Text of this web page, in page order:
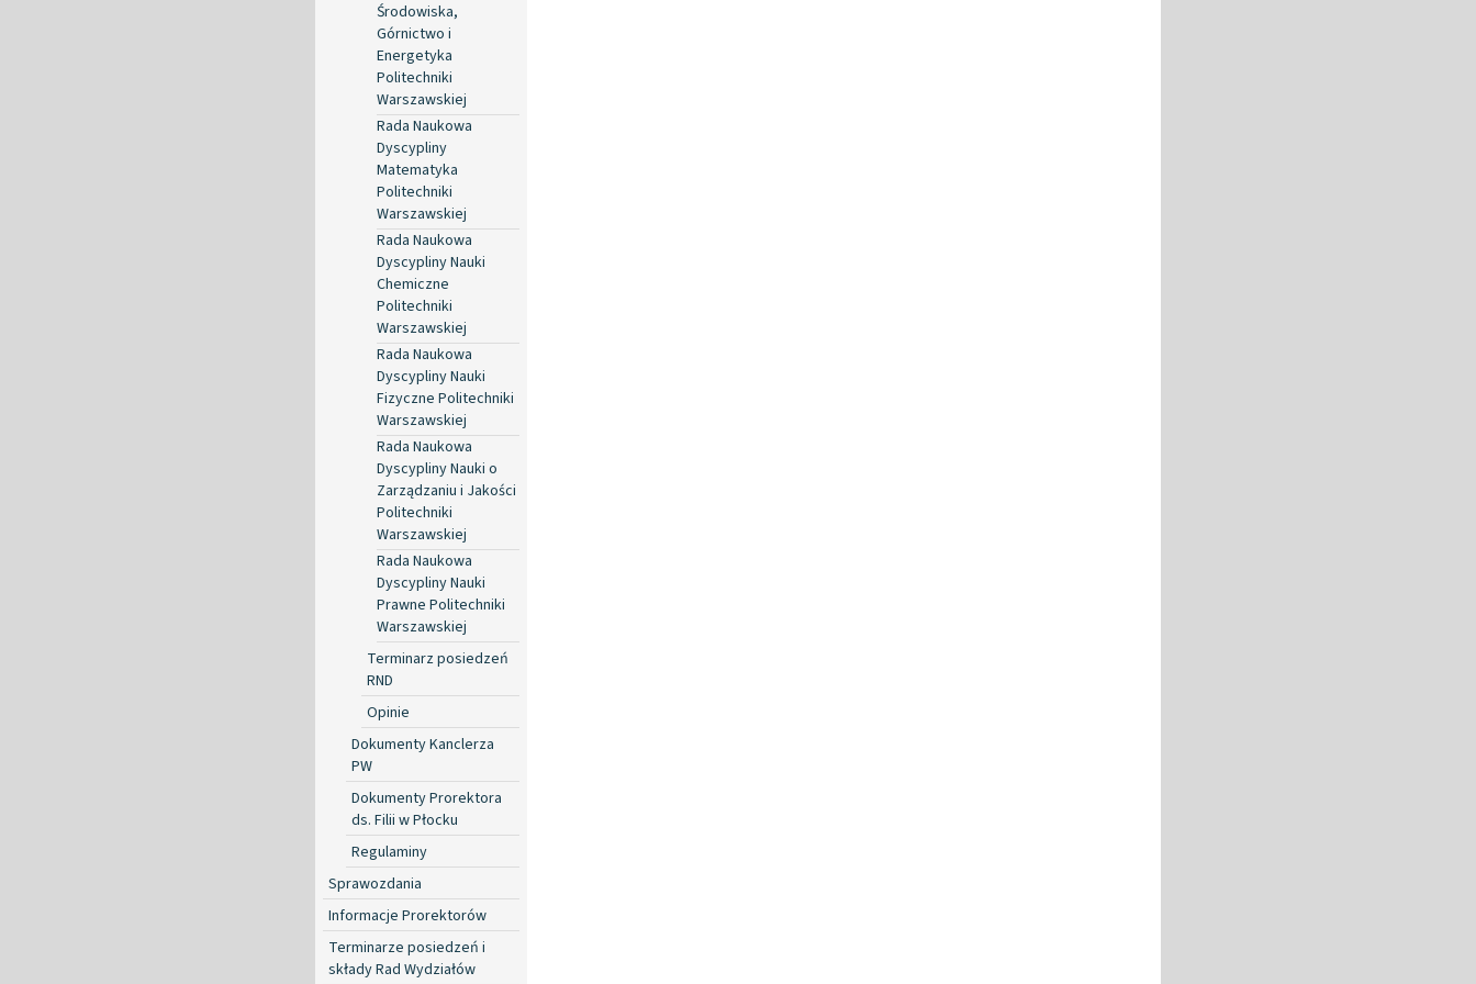
Środowiska,
Górnictwo i
Energetyka
Politechniki
Warszawskiej
Rada Naukowa
Dyscypliny
Matematyka
Politechniki
Warszawskiej
Rada Naukowa
Dyscypliny Nauki
Chemiczne
Politechniki
Warszawskiej
Rada Naukowa
Dyscypliny Nauki
Fizyczne Politechniki
Warszawskiej
Rada Naukowa
Dyscypliny Nauki o
Zarządzaniu i Jakości
Politechniki
Warszawskiej
Rada Naukowa
Dyscypliny Nauki
Prawne Politechniki
Warszawskiej
Terminarz posiedzeń
RND
Opinie
Dokumenty Kanclerza
PW
Dokumenty Prorektora
ds. Filii w Płocku
Regulaminy
Sprawozdania
Informacje Prorektorów
Terminarze posiedzeń i
składy Rad Wydziałów